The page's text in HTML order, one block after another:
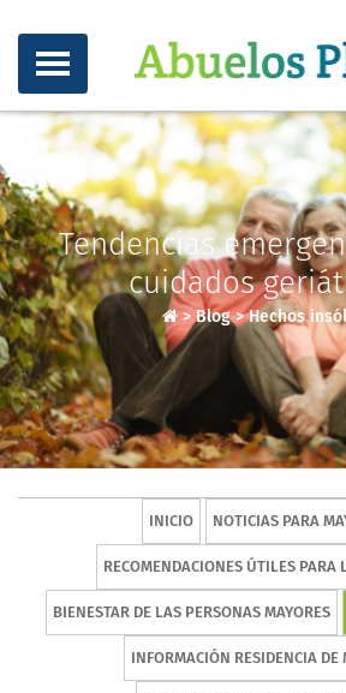
Tendencias
cuidados
>Blog>Hechos
INICIO NOTICIAS PARA
RECOMENDACIONES ÚTILES PARA
BIENESTAR DE LAS PERSONAS MAYORES
INFORMACIÓN RESIDENCIA DE